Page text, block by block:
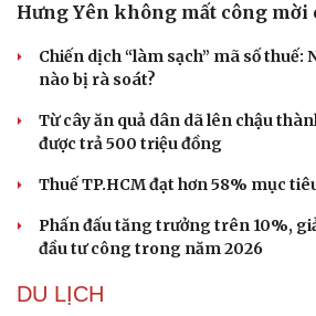
Hưng Yên không mất công mời
Chiến dịch “làm sạch” mã số
nào bị rà soát?
Từ cây ăn quả dân dã lên chậu
được trả 500 triệu đồng
Thuế TP.HCM đạt hơn 58% mục
Phấn đấu tăng trưởng trên 10%,
đầu tư công trong năm 2026
DU LỊCH